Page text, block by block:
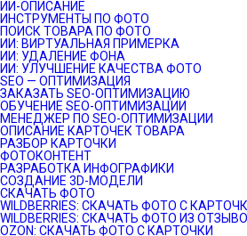
ИИ-ОПИСАНИЕ
ИНСТРУМЕНТЫ ПО ФОТО
ПОИСК ТОВАРА ПО ФОТО
ИИ: ВИРТУАЛЬНАЯ ПРИМЕРКА
ИИ: УДАЛЕНИЕ ФОНА
ИИ: УЛУЧШЕНИЕ КАЧЕСТВА ФОТО
SEO — ОПТИМИЗАЦИЯ
ЗАКАЗАТЬ SEO-ОПТИМИЗАЦИЮ
ОБУЧЕНИЕ SEO-ОПТИМИЗАЦИИ
МЕНЕДЖЕР ПО SEO-ОПТИМИЗАЦИИ
ОПИСАНИЕ КАРТОЧЕК ТОВАРА
РАЗБОР КАРТОЧКИ
ФОТОКОНТЕНТ
РАЗРАБОТКА ИНФОГРАФИКИ
СОЗДАНИЕ 3D-МОДЕЛИ
СКАЧАТЬ ФОТО
WILDBERRIES: СКАЧАТЬ ФОТО С
WILDBERRIES: СКАЧАТЬ ФОТО ИЗ
OZON: СКАЧАТЬ ФОТО С КАРТОЧКИ